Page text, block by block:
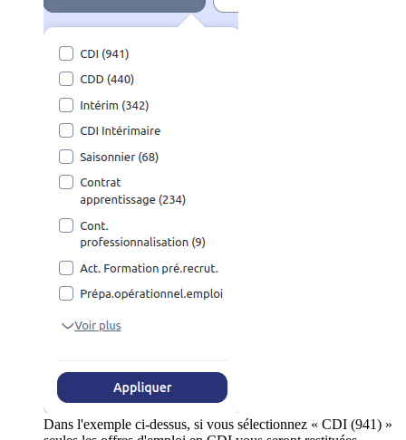
Dans l'exemple ci-dessus, si vous sélectionnez « CDI (941) »